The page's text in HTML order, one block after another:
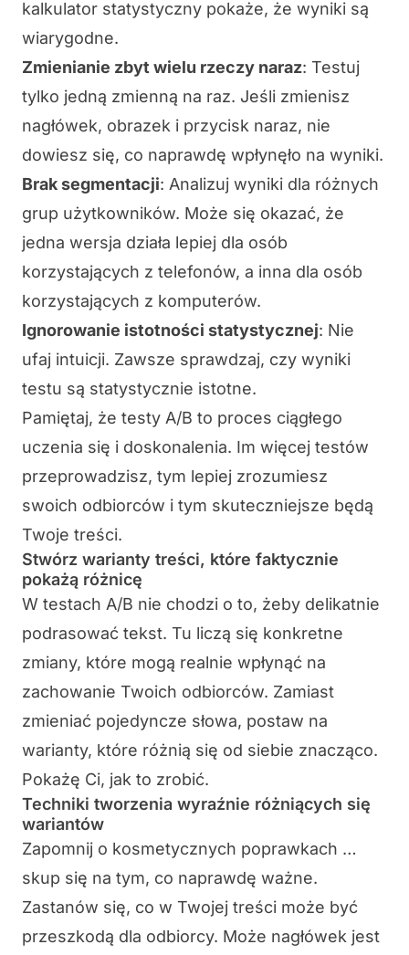
kalkulator statystyczny pokaże, że wyniki są
wiarygodne.
Zmienianie zbyt wielu rzeczy naraz: Testuj
tylko jedną zmienną na raz. Jeśli zmienisz
nagłówek, obrazek i przycisk naraz, nie
dowiesz się, co naprawdę wpłynęło na wyniki.
Brak segmentacji: Analizuj wyniki dla różnych
grup użytkowników. Może się okazać, że
jedna wersja działa lepiej dla osób
korzystających z telefonów, a inna dla osób
korzystających z komputerów.
Ignorowanie istotności statystycznej: Nie
ufaj intuicji. Zawsze sprawdzaj, czy wyniki
testu są statystycznie istotne.
Pamiętaj, że testy A/B to proces ciągłego
uczenia się i doskonalenia. Im więcej testów
przeprowadzisz, tym lepiej zrozumiesz
swoich odbiorców i tym skuteczniejsze będą
Twoje treści.
Stwórz warianty treści, które faktycznie
pokażą różnicę
W testach A/B nie chodzi o to, żeby delikatnie
podrasować tekst. Tu liczą się konkretne
zmiany, które mogą realnie wpłynąć na
zachowanie Twoich odbiorców. Zamiast
zmieniać pojedyncze słowa, postaw na
warianty, które różnią się od siebie znacząco.
Pokażę Ci, jak to zrobić.
Techniki tworzenia wyraźnie różniących się
wariantów
Zapomnij o kosmetycznych poprawkach …
skup się na tym, co naprawdę ważne.
Zastanów się, co w Twojej treści może być
przeszkodą dla odbiorcy. Może nagłówek jest